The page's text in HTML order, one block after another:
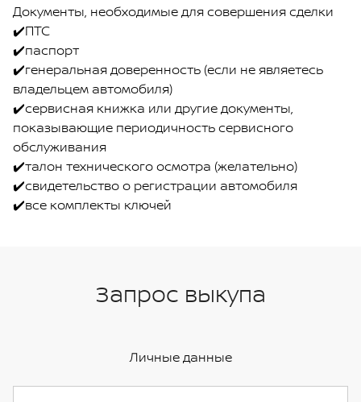
Документы, необходимые для совершения сделки
✔️ПТС
✔️паспорт
✔️генеральная доверенность (если не являетесь
владельцем автомобиля)
✔️сервисная книжка или другие документы,
показывающие периодичность сервисного
обслуживания
✔️талон технического осмотра (желательно)
✔️свидетельство о регистрации автомобиля
✔️все комплекты ключей
Запрос выкупа
Личные данные